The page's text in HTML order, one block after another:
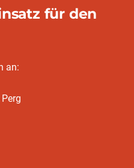
für den
an: